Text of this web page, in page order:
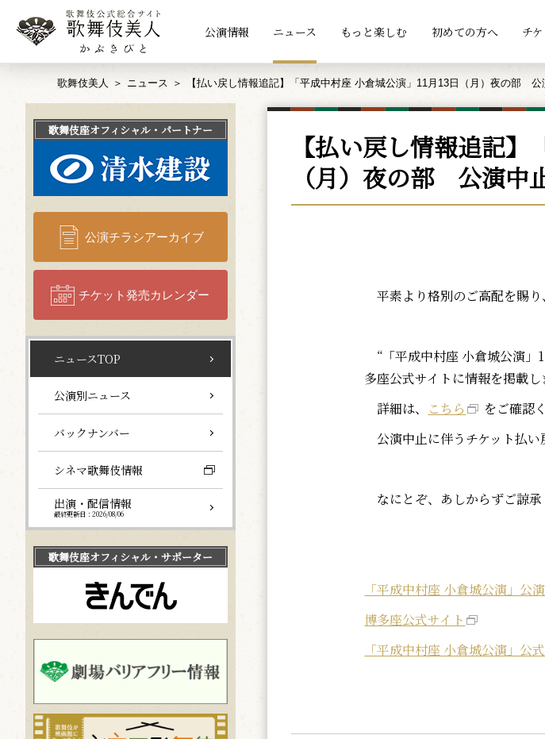
公演情報 ニュース もっと楽しむ 初めての方へ チ
歌舞伎美人 ニュース 【払い戻し情報追記】「平成中村座 小倉城公演」11月13日（月）夜の部
【払い戻し情報追記
（月）夜の部 公演中
平素より格別のご高配を賜り
“「平成中村座 小倉城公演
多座公式サイトに情報を掲載し
詳細は、
こちら
をご確認
公演中止に伴うチケット払い
なにとぞ、あしからずご諒承
「平成中村座 小倉城公演」公
博多座公式サイト
「平成中村座 小倉城公演」公
歌舞伎座オフィシャル・パートナー
公演チラシアーカイブ
チケット発売カレンダー
ニュースTOP
公演別ニュース
バックナンバー
シネマ歌舞伎情報
出演・配信情報
最終更新日：2026/08/06
歌舞伎座オフィシャル・サポーター